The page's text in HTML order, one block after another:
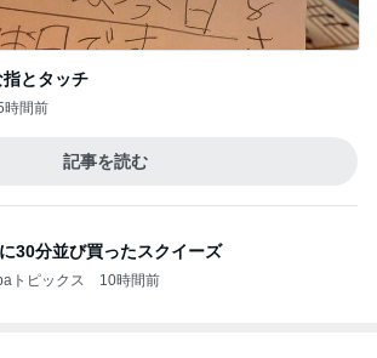
とタッチ
時間前
記事を読む
30分並び買ったスクイーズ
トピックス 10時間前